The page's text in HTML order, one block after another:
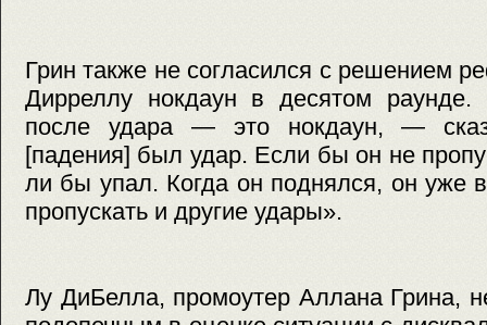
Грин также не согласился с решением
Дирреллу нокдаун в десятом раунде.
после удара — это нокдаун, —
[падения] был удар. Если бы он не
ли бы упал. Когда он поднялся, он уже
пропускать и другие удары».
Лу ДиБелла, промоутер Аллана Грина,